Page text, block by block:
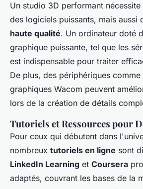
Un studio 3D performant nécessite
des logiciels puissants, mais aussi
haute qualité. Un ordinateur doté
graphique puissante, tel que les
est indispensable pour traiter
De plus, des périphériques
graphiques Wacom peuvent
lors de la création de détails
Tutoriels et Ressources pour
Pour ceux qui débutent dans
nombreux tutoriels en ligne sont
LinkedIn Learning et Coursera
adaptés, couvrant les bases de la